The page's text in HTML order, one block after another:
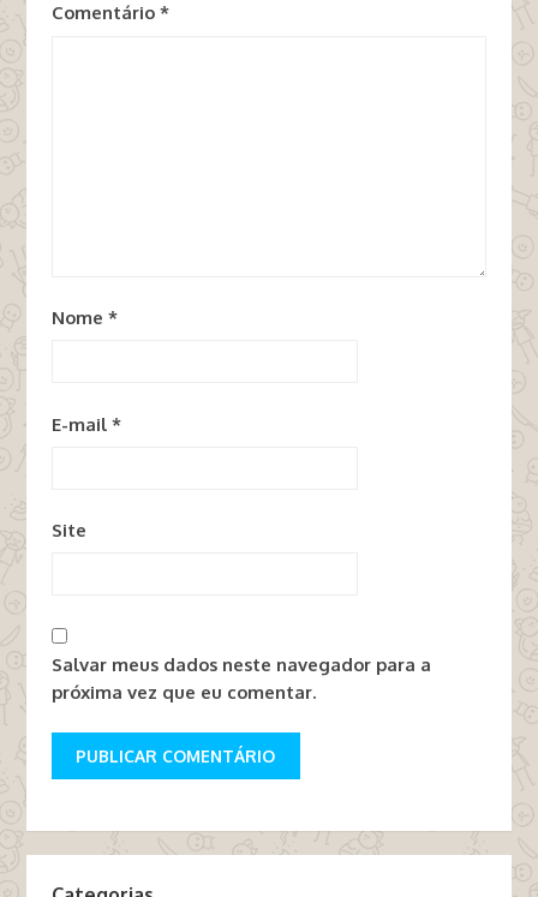
Comentário *
Nome *
E-mail *
Site
Salvar meus dados neste navegador para a
próxima vez que eu comentar.